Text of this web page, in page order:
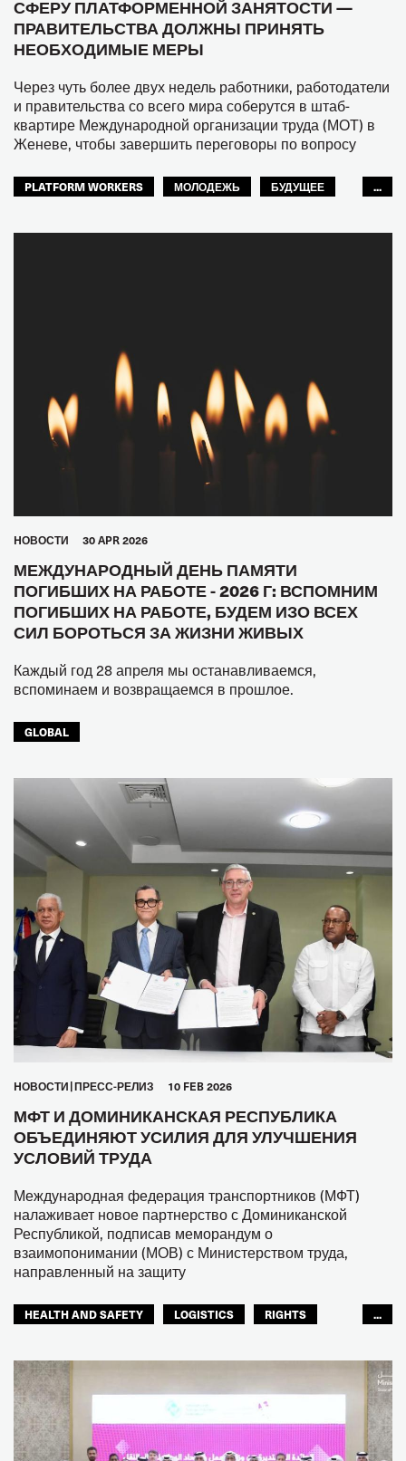
СФЕРУ ПЛАТФОРМЕННОЙ ЗАНЯТОСТИ —
ПРАВИТЕЛЬСТВА ДОЛЖНЫ ПРИНЯТЬ
НЕОБХОДИМЫЕ МЕРЫ
Через чуть более двух недель работники, работодатели
и правительства со всего мира соберутся в штаб-
квартире Международной организации труда (МОТ) в
Женеве, чтобы завершить переговоры по вопросу
PLATFORM WORKERS МОЛОДЕЖЬ
БУДУЩЕЕ
...
HОВОСТИ 30 APR 2026
МЕЖДУНАРОДНЫЙ ДЕНЬ ПАМЯТИ
ПОГИБШИХ НА РАБОТЕ - 2026 Г: ВСПОМНИМ
ПОГИБШИХ НА РАБОТЕ, БУДЕМ ИЗО ВСЕХ
СИЛ БОРОТЬСЯ ЗА ЖИЗНИ ЖИВЫХ
Каждый год 28 апреля мы останавливаемся,
вспоминаем и возвращаемся в прошлое.
GLOBAL
HОВОСТИ ПРЕСС-РЕЛИЗ 10 FEB 2026
МФТ И ДОМИНИКАНСКАЯ РЕСПУБЛИКА
ОБЪЕДИНЯЮТ УСИЛИЯ ДЛЯ УЛУЧШЕНИЯ
УСЛОВИЙ ТРУДА
Международная федерация транспортников (МФТ)
налаживает новое партнерство с Доминиканской
Республикой, подписав меморандум о
взаимопонимании (МОВ) с Министерством труда,
направленный на защиту
HEALTH AND SAFETY LOGISTICS
RIGHTS
МЕЖАМЕРИКАНСКОЕ БЮРО МФТ
...